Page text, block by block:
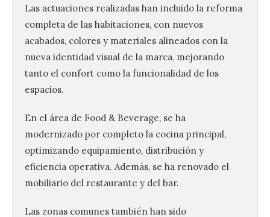
Las actuaciones realizadas han incluido la reforma
completa de las habitaciones, con nuevos
acabados, colores y materiales alineados con la
nueva identidad visual de la marca, mejorando
tanto el confort como la funcionalidad de los
espacios.
En el área de Food & Beverage, se ha
modernizado por completo la cocina principal,
optimizando equipamiento, distribución y
eficiencia operativa. Además, se ha renovado el
mobiliario del restaurante y del bar.
Las zonas comunes también han sido